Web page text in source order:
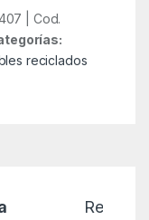
| Cod.
reciclados
Reseñas